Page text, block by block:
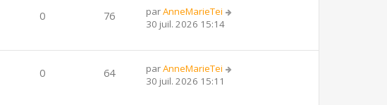
0 76 parAnneMarieTei
30 juil. 2026 15:14
0 64 parAnneMarieTei
30 juil. 2026 15:11